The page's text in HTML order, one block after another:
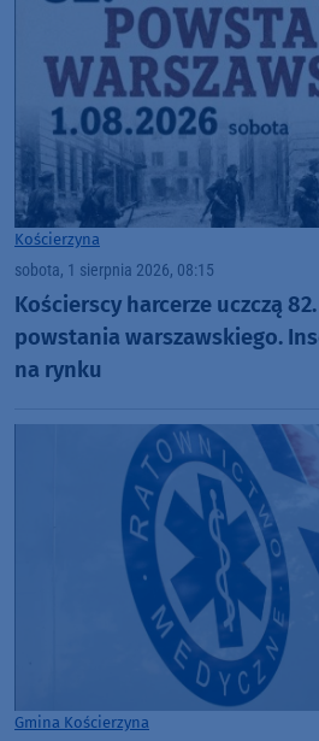
Kościerzyna
sobota, 1 sierpnia 2026, 08:15
Kościerscy harcerze uczczą
powstania warszawskiego.
na rynku
Gmina Kościerzyna